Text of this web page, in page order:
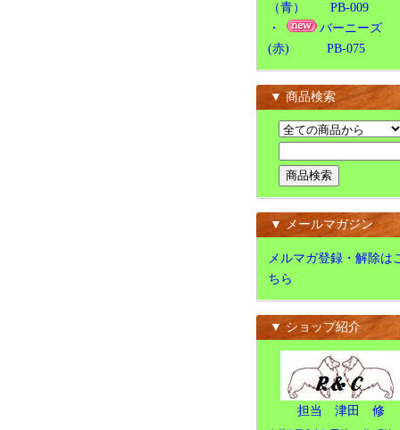
（青） PB-009
・
バーニーズ
(赤) PB-075
▼ 商品検索
▼ メールマガジン
メルマガ登録・解除は
ちら
▼ ショップ紹介
担当 津田 修